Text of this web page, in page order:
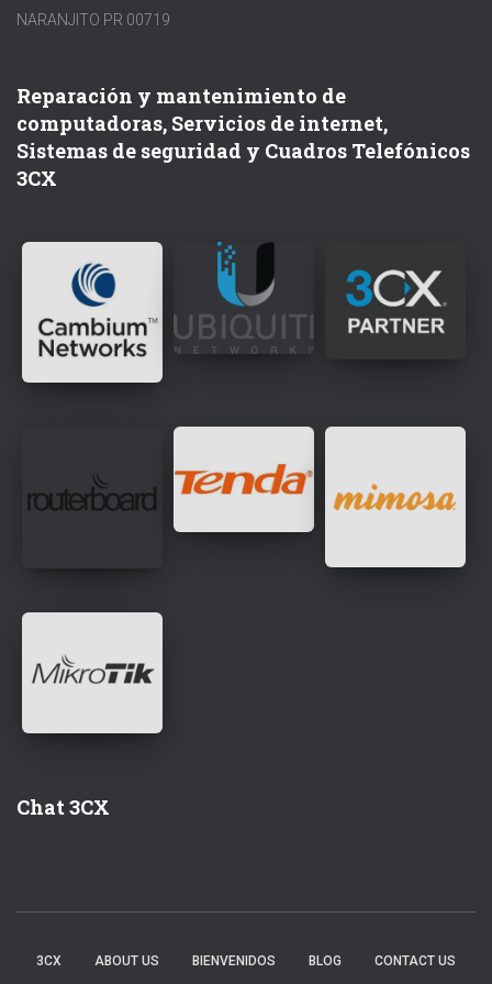
NARANJITO PR 00719
Reparación y mantenimiento de
computadoras, Servicios de internet,
Sistemas de seguridad y Cuadros Telefónicos
3CX
Chat 3CX
3CX ABOUT US BIENVENIDOS BLOG CONTACT US